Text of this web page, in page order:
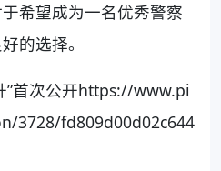
希望成为一名优秀警察
的选择。
”首次公开https://www.pi
3728/fd809d00d02c644